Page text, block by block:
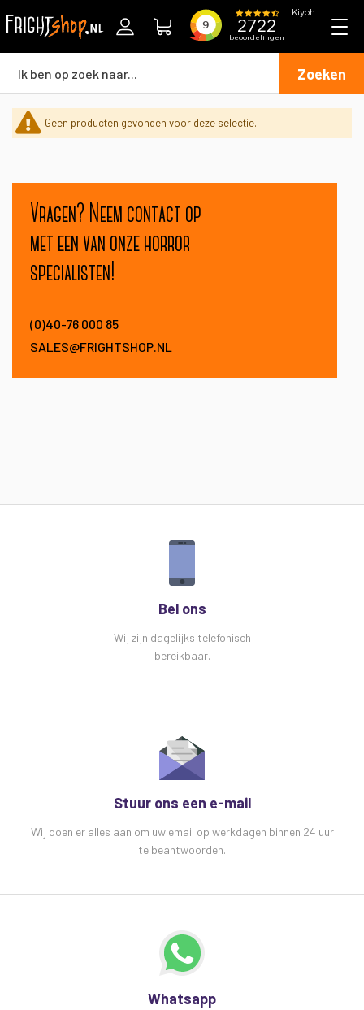
Zoeken
Geen producten gevonden voor deze selectie.
Vragen? Neem contact op
met een van onze horror
specialisten!
(0)40-76 000 85
SALES@FRIGHTSHOP.NL
Bel ons
Wij zijn dagelijks telefonisch
bereikbaar.
Stuur ons een e-mail
Wij doen er alles aan om uw email op werkdagen binnen 24 uur
te beantwoorden.
Whatsapp